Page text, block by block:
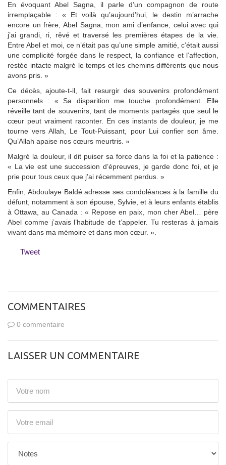
En évoquant Abel Sagna, il parle d’un compagnon de route
irremplaçable : « Et voilà qu’aujourd’hui, le destin m’arrache
encore un frère, Abel Sagna, mon ami d’enfance, celui avec qui
j’ai grandi, ri, rêvé et traversé les premières étapes de la vie.
Entre Abel et moi, ce n’était pas qu’une simple amitié, c’était aussi
une complicité forgée dans le respect, la confiance et l’affection,
restée intacte malgré le temps et les chemins différents que nous
avons pris. »
Ce décès, ajoute-t-il, fait resurgir des souvenirs profondément
personnels : « Sa disparition me touche profondément. Elle
réveille tant de souvenirs, tant de moments partagés que seul le
cœur peut vraiment raconter. En ces instants de douleur, je me
tourne vers Allah, Le Tout-Puissant, pour Lui confier son âme.
Qu’Allah apaise nos cœurs meurtris. »
Malgré la douleur, il dit puiser sa force dans la foi et la patience :
« La vie est une succession d’épreuves, je garde donc foi, et je
prie pour tous ceux que j’ai récemment perdus. »
Enfin, Abdoulaye Baldé adresse ses condoléances à la famille du
défunt, notamment à son épouse, Sylvie, et à leurs enfants établis
à Ottawa, au Canada : « Repose en paix, mon cher Abel… père
Abel comme j’avais l’habitude de t’appeler. Tu resteras à jamais
vivant dans ma mémoire et dans mon cœur. ».
Tweet
COMMENTAIRES
0 commentaire
LAISSER UN COMMENTAIRE